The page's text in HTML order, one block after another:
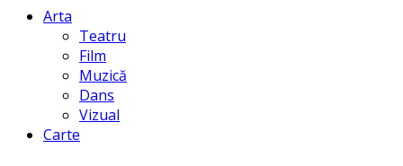
Arta
Teatru
Film
Muzică
Dans
Vizual
Carte